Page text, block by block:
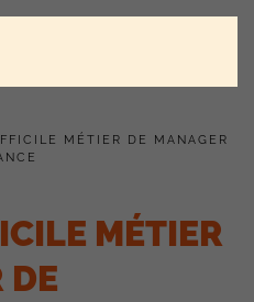
MÉTIER DE MANAGER
MÉTIER
DE